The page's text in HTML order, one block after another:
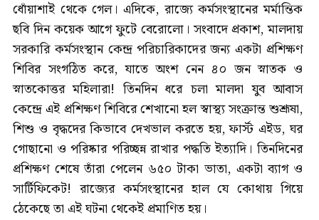
ধোঁয়াশাই থেকে গেল। এদিকে, রাজ্যে কর্মসংস্থানের মর্মান্তিক
ছবি দিন কয়েক আগে ফুটে বেরোলো। সংবাদে প্রকাশ, মালদায়
সরকারি কর্মসংস্থান কেন্দ্র পরিচারিকাদের জন্য একটা প্রশিক্ষণ
শিবির সংগঠিত করে, যাতে অংশ নেন ৪০ জন স্নাতক ও
স্নাতকোত্তর মহিলারা! তিনদিন ধরে চলা মালদা যুব আবাস
কেন্দ্রে এই প্রশিক্ষণ শিবিরে শেখানো হল স্বাস্থ্য সংক্রান্ত শুশ্রূষা,
শিশু ও বৃদ্ধদের কিভাবে দেখভাল করতে হয়, ফার্স্ট এইড, ঘর
গোছানো ও পরিষ্কার পরিচ্ছন্ন রাখার পদ্ধতি ইত্যাদি। তিনদিনের
প্রশিক্ষণ শেষে তাঁরা পেলেন ৬৫০ টাকা ভাতা, একটা ব্যাগ ও
সার্টিফিকেট! রাজ্যের কর্মসংস্থানের হাল যে কোথায় গিয়ে
ঠেকেছে তা এই ঘটনা থেকেই প্রমাণিত হয়।